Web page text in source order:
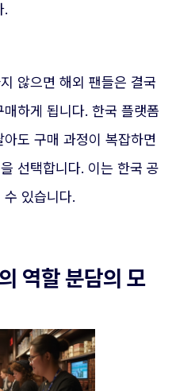
.
않으면 해외 팬들은 결국
하게 됩니다. 한국 플랫폼
도 구매 과정이 복잡하면
선택합니다. 이는 한국 공
있습니다.
역할 분담의 모